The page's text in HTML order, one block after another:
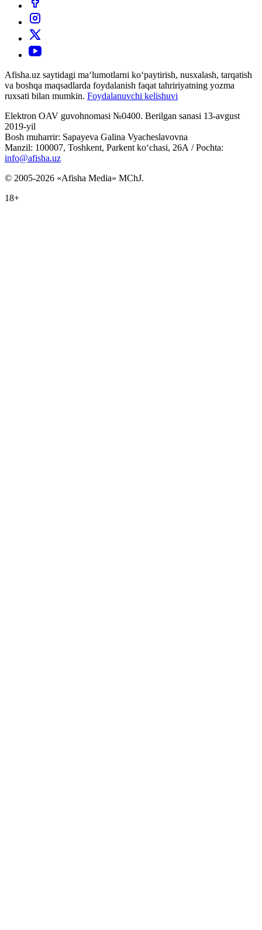
Afisha.uz saytidagi ma‘lumotlarni ko‘paytirish, nusxalash, tarqatish
va boshqa maqsadlarda foydalanish faqat tahririyatning yozma
ruxsati bilan mumkin. Foydalanuvchi kelishuvi
Elektron OAV guvohnomasi №0400. Berilgan sanasi 13-avgust
2019-yil
Bosh muharrir: Sapayeva Galina Vyacheslavovna
Manzil: 100007, Toshkent, Parkent ko‘chasi, 26А / Pochta:
info@afisha.uz
© 2005-2026 «Afisha Media» MChJ.
18+